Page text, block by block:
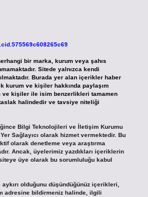
bir marka, kurum veya şahıs
Sitede yalnızca kendi
Burada yer alan içerikler haber
kurum ve kişiler hakkında paylaşım
ve kişiler ile isim benzerlikleri tamamen
halindedir ve tavsiye niteliği
Bilgi Teknolojileri ve İletişim Kurumu
Sağlayıcı olarak hizmet vermektedir. Bu
olarak denetleme veya araştırma
Ancak, üyelerimiz yazdıkları içeriklerin
üye olarak bu sorumluluğu kabul
olduğunu düşündüğünüz içerikleri,
adresine bildirmeniz halinde, ilgili